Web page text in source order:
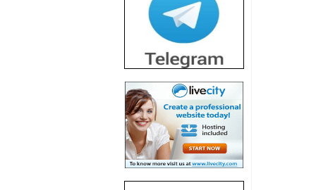
חשיפת מה שלא
רוצים שתדעו בעניין
פריסת אנלימיטד
(בניחוח בלתי נסבל) -
כאן
חשיפה: איוב קרא
אישר לקבוצת סלקום
בדיוק מה שביבי אישר
כאן
האם השר איוב קרא
היה צריך בכלל לחתום
על האישור, שנתן